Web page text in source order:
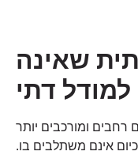
שאינה
דתי
ומורכבים יותר
אינם משתלבים בו.